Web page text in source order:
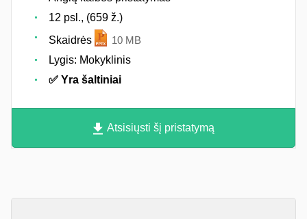
12 psl., (659 ž.)
Skaidrės
10 MB
Lygis: Mokyklinis
✅ Yra šaltiniai
Atsisiųsti šį pristatymą